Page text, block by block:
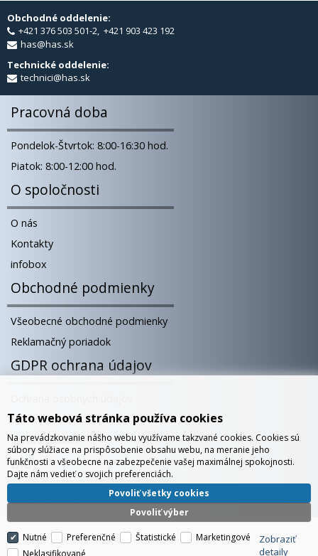
Obchodné oddelenie:
+421 376 503 501-2, +421 903 423 192
has@has.sk
Technické oddelenie:
technici@has.sk
Pracovná doba
Pondelok-Štvrtok: 8:00-16:30 hod.
Piatok: 8:00-12:00 hod.
O spoločnosti
O nás
Kontakty
infobox
Obchodné podmienky
Všeobecné obchodné podmienky
Reklamačný poriadok
GDPR ochrana údajov
Súbory cookies
Správa cookies
Blog
Európsky showroom v Bratislave
Táto webová stránka používa cookies
Na prevádzkovanie nášho webu využívame takzvané cookies. Cookies sú
súbory slúžiace na prispôsobenie obsahu webu, na meranie jeho
funkčnosti a všeobecne na zabezpečenie vašej maximálnej spokojnosti.
Dajte nám vedieť o svojich preferenciách.
Povoliť výber
Povoliť všetky cookies
Nutné Preferenčné Štatistické
Marketingové
Zobraziť
detaily